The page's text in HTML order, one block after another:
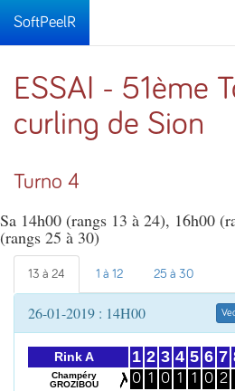
SoftPeelR
ESSAI - 51ème
curling de Sion
Turno 4
Sa 14h00 (rangs 13 à 24), 16h00
(rangs 25 à 30)
13 à 24 1 à 12 25 à 30
26-01-2019 : 14H00
Rink A
Champéry
GROZIBOU
1
0
2
1
3
0
4
1
5
1
6
0
7
2